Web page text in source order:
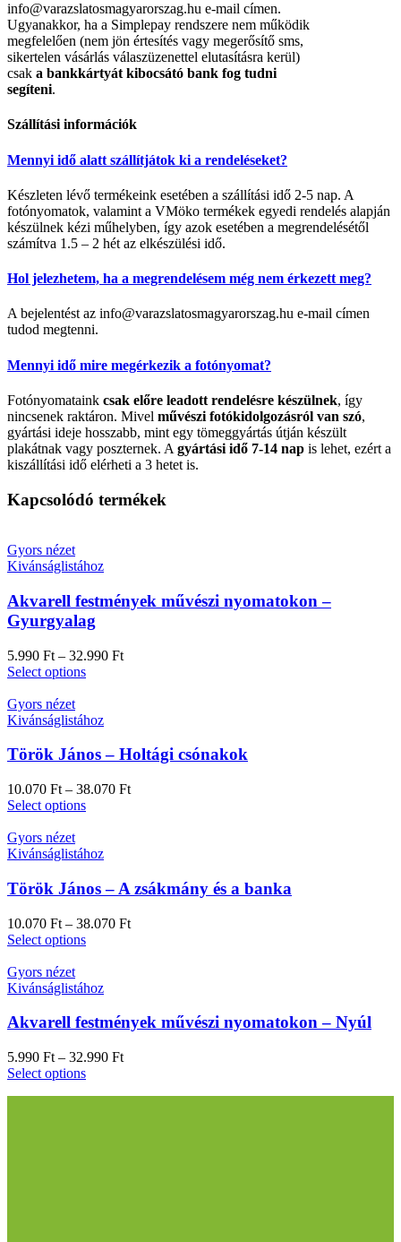
info@varazslatosmagyarorszag.hu e-mail címen.
Ugyanakkor, ha a Simplepay rendszere nem működik
megfelelően (nem jön értesítés vagy megerősítő sms,
sikertelen vásárlás válaszüzenettel elutasításra kerül)
csak a bankkártyát kibocsátó bank fog tudni
segíteni.
Szállítási információk
Mennyi idő alatt szállítjátok ki a rendeléseket?
Készleten lévő termékeink esetében a szállítási idő 2-5 nap. A
fotónyomatok, valamint a VMöko termékek egyedi rendelés alapján
készülnek kézi műhelyben, így azok esetében a megrendelésétől
számítva 1.5 – 2 hét az elkészülési idő.
Hol jelezhetem, ha a megrendelésem még nem érkezett meg?
A bejelentést az info@varazslatosmagyarorszag.hu e-mail címen
tudod megtenni.
Mennyi idő mire megérkezik a fotónyomat?
Fotónyomataink csak előre leadott rendelésre készülnek, így
nincsenek raktáron. Mivel művészi fotókidolgozásról van szó,
gyártási ideje hosszabb, mint egy tömeggyártás útján készült
plakátnak vagy poszternek. A gyártási idő 7-14 nap is lehet, ezért a
kiszállítási idő elérheti a 3 hetet is.
Kapcsolódó termékek
Gyors nézet
Kivánságlistához
Akvarell festmények művészi nyomatokon –
Gyurgyalag
5.990 Ft – 32.990 Ft
Select options
Gyors nézet
Kivánságlistához
Török János – Holtági csónakok
10.070 Ft – 38.070 Ft
Select options
Gyors nézet
Kivánságlistához
Török János – A zsákmány és a banka
10.070 Ft – 38.070 Ft
Select options
Gyors nézet
Kivánságlistához
Akvarell festmények művészi nyomatokon – Nyúl
5.990 Ft – 32.990 Ft
Select options